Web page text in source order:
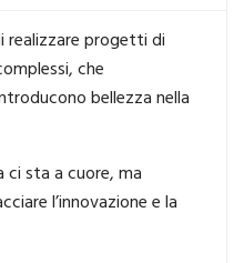
realizzare progetti di
che
bellezza nella
ci sta a cuore, ma
l’innovazione e la